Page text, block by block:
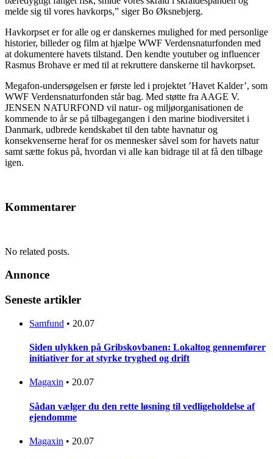
melde sig til vores havkorps,” siger Bo Øksnebjerg.
Havkorpset er for alle og er danskernes mulighed for med personlige
historier, billeder og film at hjælpe WWF Verdensnaturfonden med
at dokumentere havets tilstand. Den kendte youtuber og influencer
Rasmus Brohave er med til at rekruttere danskerne til havkorpset.
Megafon-undersøgelsen er første led i projektet ’Havet Kalder’, som
WWF Verdensnaturfonden står bag. Med støtte fra AAGE V.
JENSEN NATURFOND vil natur- og miljøorganisationen de
kommende to år se på tilbagegangen i den marine biodiversitet i
Danmark, udbrede kendskabet til den tabte havnatur og
konsekvenserne heraf for os mennesker såvel som for havets natur
samt sætte fokus på, hvordan vi alle kan bidrage til at få den tilbage
igen.
Kommentarer
No related posts.
Annonce
Seneste artikler
Samfund • 20.07
Siden ulykken på Gribskovbanen: Lokaltog gennemfører
initiativer for at styrke tryghed og drift
Magaxin • 20.07
Sådan vælger du den rette løsning til vedligeholdelse af
ejendomme
Magaxin • 20.07